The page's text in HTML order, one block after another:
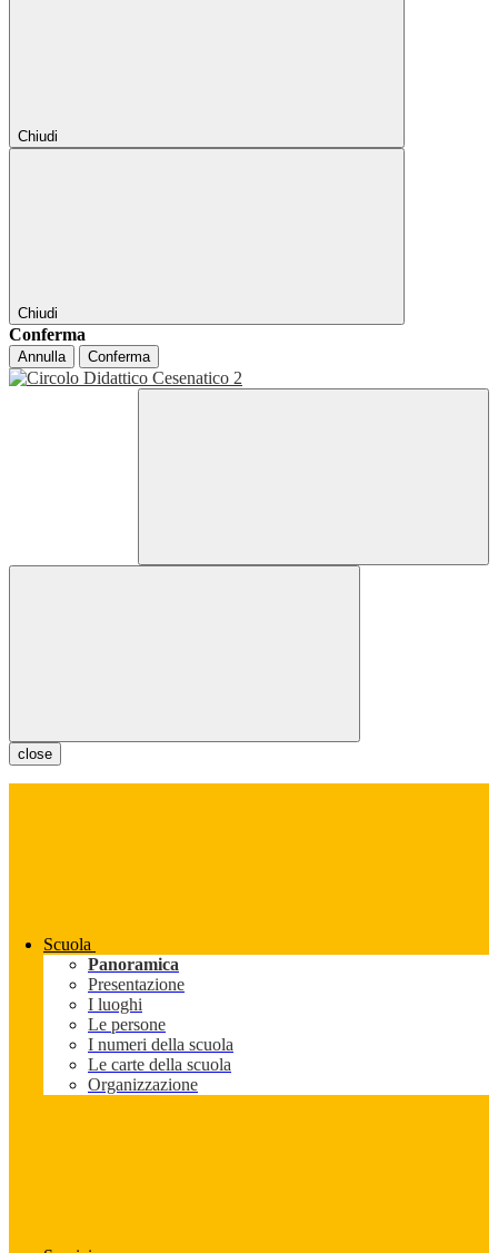
Chiudi
Chiudi
Conferma
Annulla Conferma
close
Scuola
Panoramica
Presentazione
I luoghi
Le persone
I numeri della scuola
Le carte della scuola
Organizzazione